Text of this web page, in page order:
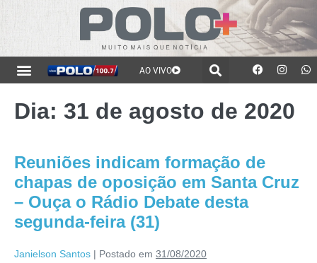
AO VIVO
Dia: 31 de agosto de 2020
Reuniões indicam formação de
chapas de oposição em Santa Cruz
– Ouça o Rádio Debate desta
segunda-feira (31)
Janielson Santos | Postado em 31/08/2020